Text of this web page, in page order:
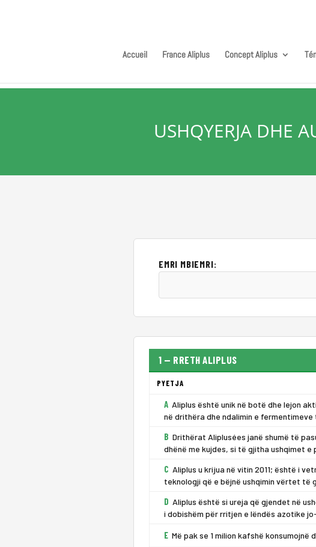
Accueil France Aliplus Concept Aliplus
USHQYERJA DHE
EMRI MBIEMRI:
1 — RRETH ALIPLUS
PYETJA
A Aliplus është unik në botë dhe lejon
në drithëra dhe ndalimin e fermentimeve
B Drithërat Aliplusées janë shumë të
dhënë me kujdes, si të gjitha ushqimet e
C Aliplus u krijua në vitin 2011; është i
teknologji që e bëjnë ushqimin vërtet të
D Aliplus është si ureja që gjendet në
i dobishëm për rritjen e lëndës azotike
E Më pak se 1 milion kafshë